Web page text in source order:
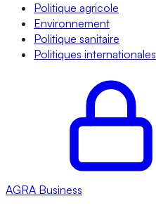
Politique agricole
Environnement
Politique sanitaire
Politiques internationales
AGRA Business